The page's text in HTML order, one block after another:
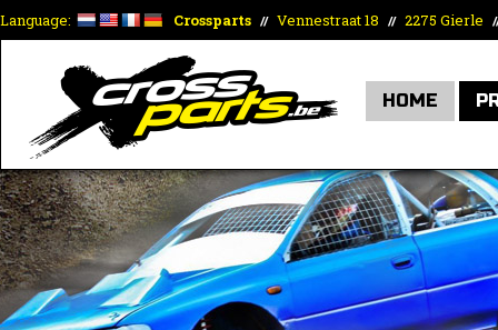
Language: Crossparts // Vennestraat 18 // 2275 Gierle
HOME